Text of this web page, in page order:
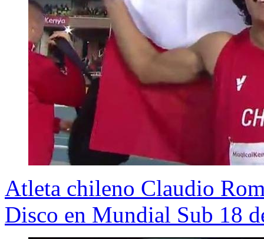
Atleta chileno Claudio
Disco en Mundial Sub 18